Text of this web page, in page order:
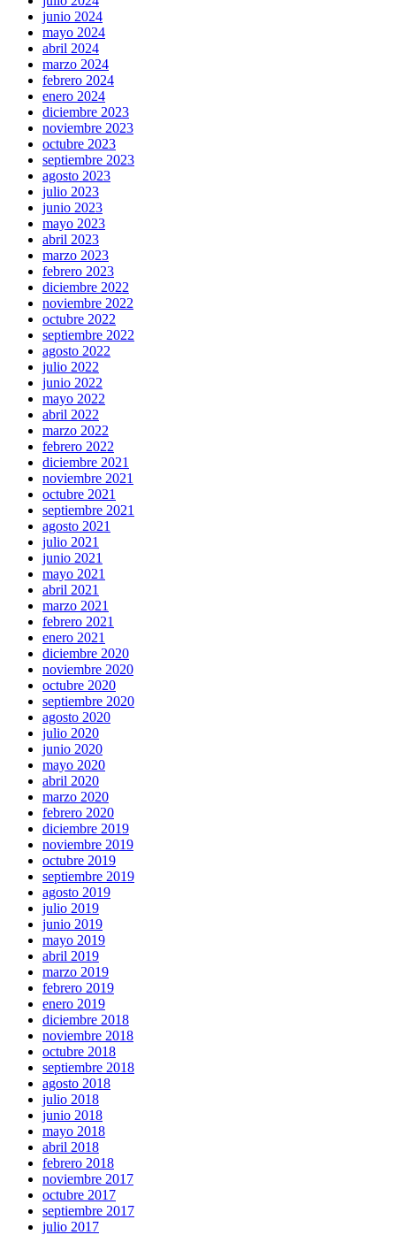
junio 2024
mayo 2024
abril 2024
marzo 2024
febrero 2024
enero 2024
diciembre 2023
noviembre 2023
octubre 2023
septiembre 2023
agosto 2023
julio 2023
junio 2023
mayo 2023
abril 2023
marzo 2023
febrero 2023
diciembre 2022
noviembre 2022
octubre 2022
septiembre 2022
agosto 2022
julio 2022
junio 2022
mayo 2022
abril 2022
marzo 2022
febrero 2022
diciembre 2021
noviembre 2021
octubre 2021
septiembre 2021
agosto 2021
julio 2021
junio 2021
mayo 2021
abril 2021
marzo 2021
febrero 2021
enero 2021
diciembre 2020
noviembre 2020
octubre 2020
septiembre 2020
agosto 2020
julio 2020
junio 2020
mayo 2020
abril 2020
marzo 2020
febrero 2020
diciembre 2019
noviembre 2019
octubre 2019
septiembre 2019
agosto 2019
julio 2019
junio 2019
mayo 2019
abril 2019
marzo 2019
febrero 2019
enero 2019
diciembre 2018
noviembre 2018
octubre 2018
septiembre 2018
agosto 2018
julio 2018
junio 2018
mayo 2018
abril 2018
febrero 2018
noviembre 2017
octubre 2017
septiembre 2017
julio 2017